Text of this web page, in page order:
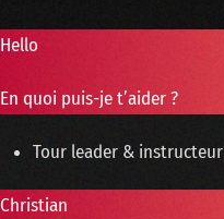
Hello
En quoi puis-je t’aider ?
Tour leader & instructeur
Christian